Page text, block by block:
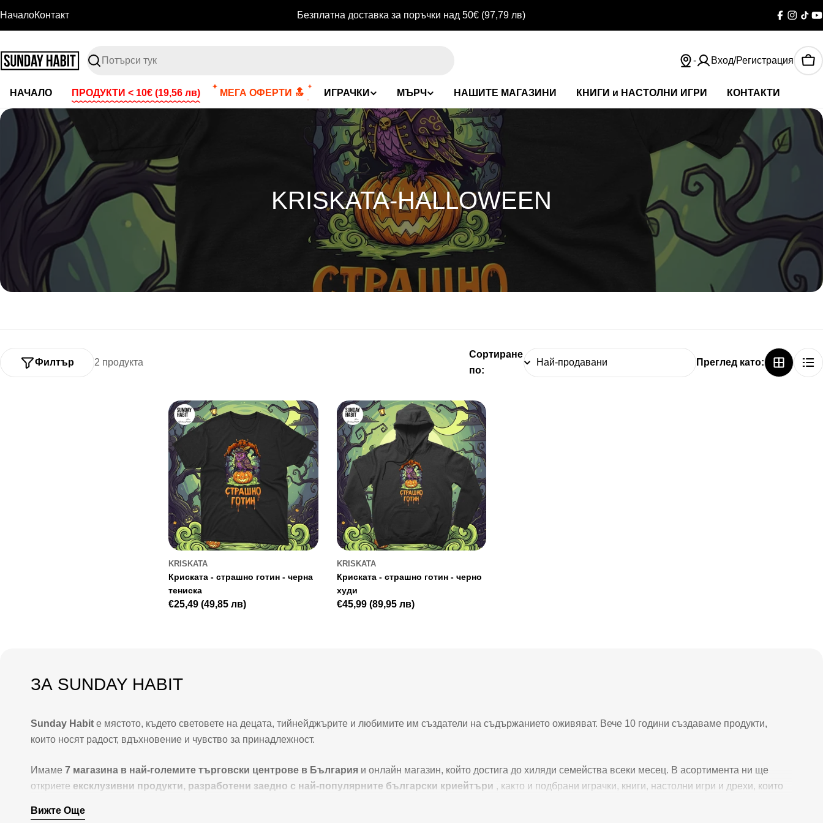
НачалоКонтакт Безплатна доставка за поръчки над 50€ (97,79 лв)
Facebook
Търсене
- Вход/Регистрация
НАЧАЛО ПРОДУКТИ < 10€ (19,56 лв) МЕГА ОФЕРТИ 🔝 ИГРАЧКИ МЪРЧ НАШИТЕ МАГАЗИНИ КНИГИ и НАСТОЛНИ ИГРИ КОНТАКТИ
К
Е
Я
KRISKATA-HALLOWEEN
2 продукта
Филтър
Сортиране
по:
Преглед като:
KRISKATA
Криската - страшно готин - черна
тениска
Редовна
€25,49 (49,85 лв)
KRISKATA
Криската - страшно готин - черно
худи
Редовна
€45,99 (89,95 лв)
ЗА SUNDAY HABIT
Sunday Habit е мястото, където световете на децата, тийнейджърите и любимите им създатели на съдържанието оживяват. Вече 10 години създаваме продукти,
които носят радост, вдъхновение и чувство за принадлежност.
Имаме 7 магазина в най-големите търговски центрове в България и онлайн магазин, който достига до хиляди семейства всеки месец. В асортимента ни ще
откриете ексклузивни продукти, разработени заедно с най-популярните български криейтъри , както и подбрани играчки, книги, настолни игри и дрехи, които
Вижте Още